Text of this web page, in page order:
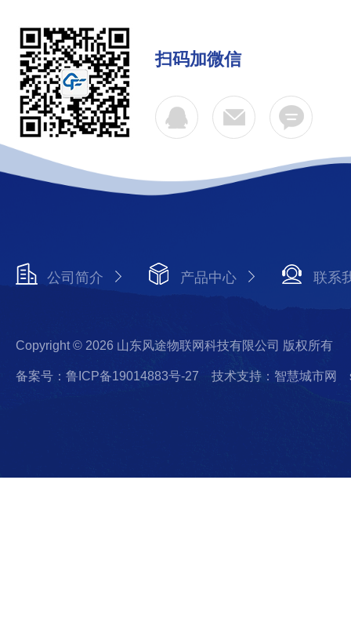
扫码加微信
公司简介 产品中心 联系
Copyright © 2026 山东风途物联网科技有限公司 版权所有
备案号：鲁ICP备19014883号-27 技术支持：智慧城市网